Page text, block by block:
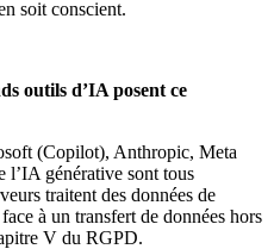
soit conscient.
outils d’IA posent ce
(Copilot), Anthropic, Meta
l’IA générative sont tous
traitent des données de
à un transfert de données hors
V du RGPD.